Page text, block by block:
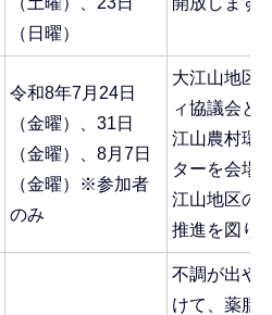
（日曜）
令和8年7月24日
（金曜）、31日
（金曜）、8月7日
（金曜）※参加者
のみ
大江山地区
ィ協議会と
江山農村環
ターを会場
江山地区の
推進を図り
不調が出や
けて、薬膳